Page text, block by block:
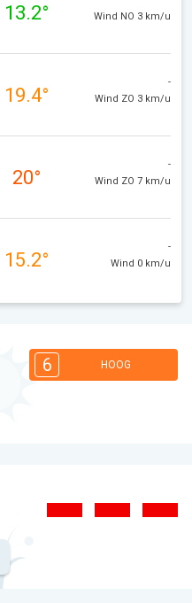
13.2°
Wind NO 3 km/u
19.4°
-
Wind ZO 3 km/u
20°
-
Wind ZO 7 km/u
15.2°
-
Wind 0 km/u
6 HOOG